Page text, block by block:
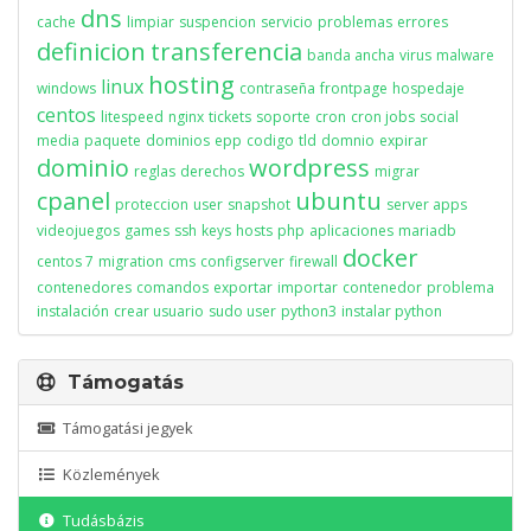
cache dns limpiar suspencion servicio problemas errores
definicion transferencia banda ancha virus malware
windows linux hosting contraseña frontpage hospedaje
centos litespeed nginx tickets soporte cron cron jobs social
media paquete dominios epp codigo tld domnio expirar
dominio reglas derechos wordpress migrar
cpanel proteccion user snapshot ubuntu server apps
videojuegos games ssh keys hosts php aplicaciones mariadb
centos 7 migration cms configserver firewall docker
contenedores comandos exportar importar contenedor problema
instalación crear usuario sudo user python3 instalar python
Támogatás
Támogatási jegyek
Közlemények
Tudásbázis